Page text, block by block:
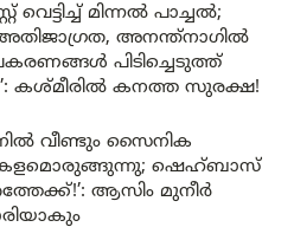
വെട്ടിച്ച് മിന്നൽ പാച്ചൽ;
അനന്ത്നാഗിൽ
പിടിച്ചെടുത്ത്
കശ്മീരിൽ കനത്ത സുരക്ഷ!
വീണ്ടും സൈനിക
കളമൊരുങ്ങുന്നു; ഷെഹ്ബാസ്
ആസിം മുനീർ